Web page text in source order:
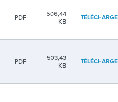
PDF
506,44
KB
PDF
503,43
KB